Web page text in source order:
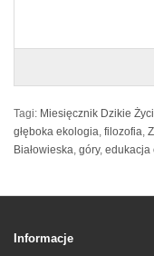
Tagi: Miesięcznik Dzikie
głęboka ekologia, filozofia,
Białowieska, góry, edukacja
Informacje